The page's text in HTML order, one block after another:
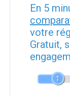
En 5
votre
Gratuit,
1